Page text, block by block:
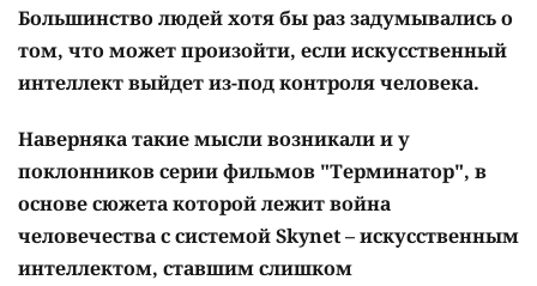
Большинство людей хотя бы раз задумывались о
том, что может произойти, если искусственный
интеллект выйдет из-под контроля человека.
Наверняка такие мысли возникали и у
поклонников серии фильмов "Терминатор", в
основе сюжета которой лежит война
человечества с системой Skynet – искусственным
интеллектом, ставшим слишком